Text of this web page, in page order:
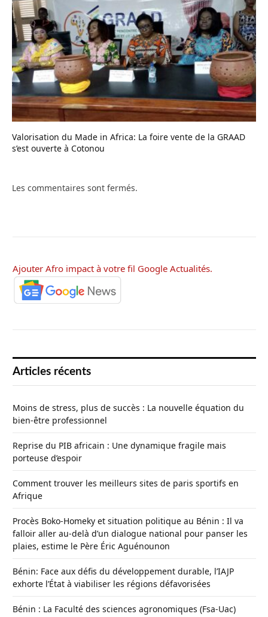
Valorisation du Made in Africa: La foire vente de la GRAAD
s’est ouverte à Cotonou
Les commentaires sont fermés.
Ajouter Afro impact à votre fil Google Actualités.
Articles récents
Moins de stress, plus de succès : La nouvelle équation du
bien-être professionnel
Reprise du PIB africain : Une dynamique fragile mais
porteuse d’espoir
Comment trouver les meilleurs sites de paris sportifs en
Afrique
Procès Boko-Homeky et situation politique au Bénin : Il va
falloir aller au-delà d’un dialogue national pour panser les
plaies, estime le Père Éric Aguénounon
Bénin: Face aux défis du développement durable, l’IAJP
exhorte l’État à viabiliser les régions défavorisées
Bénin : La Faculté des sciences agronomiques (Fsa-Uac)